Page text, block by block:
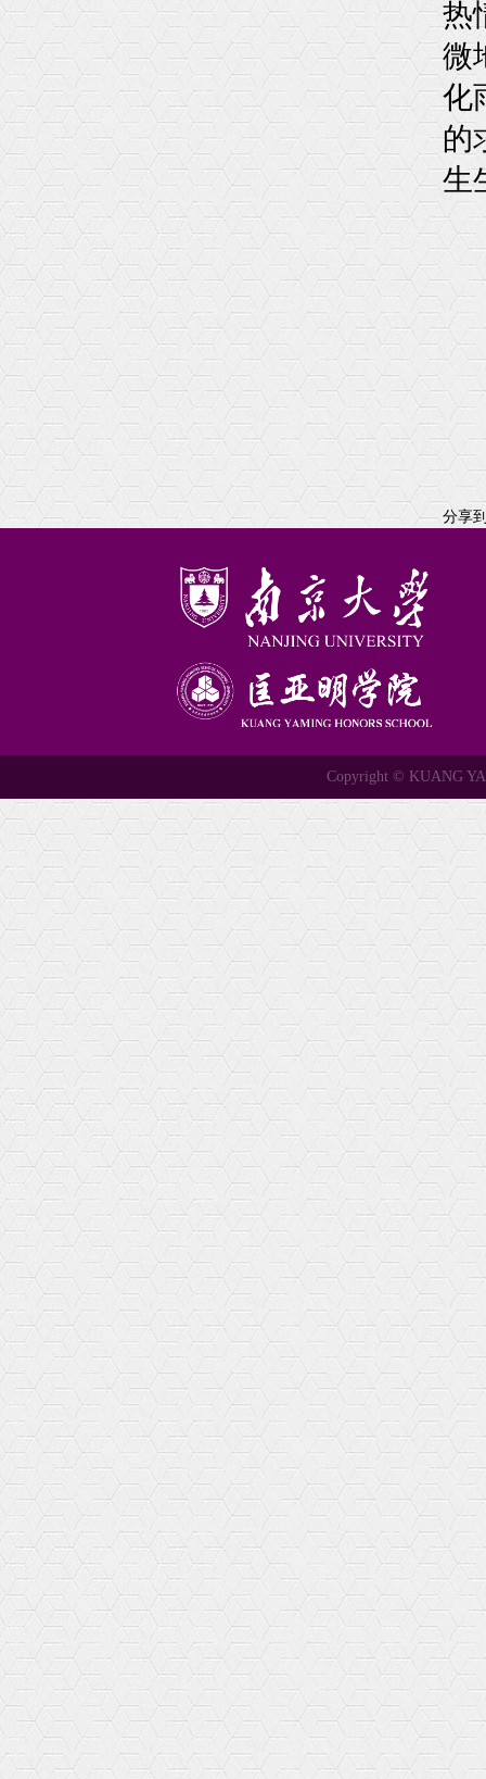
热
微
化
的
生
分享
Copyright © KUANG